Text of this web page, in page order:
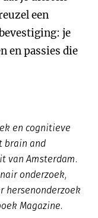
een
je
en passies die
en cognitieve
brain and
van Amsterdam.
onderzoek,
hersenonderzoek
Magazine.